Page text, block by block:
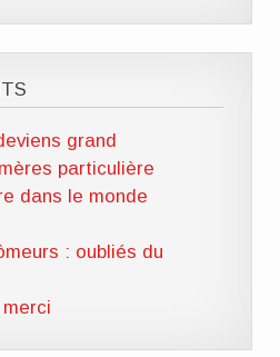
grand
particulière
dans le monde
: oubliés du